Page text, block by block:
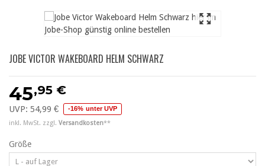
JOBE VICTOR WAKEBOARD HELM SCHWARZ
45,95 €
UVP: 54,99 € -16% unter UVP
inkl. MwSt. zzgl. Versandkosten**
Größe